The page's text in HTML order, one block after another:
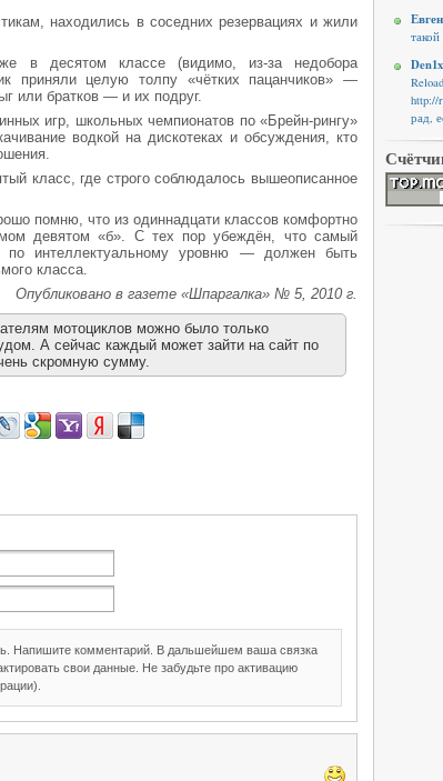
находились в соседних резервациях и жили
в десятом классе (видимо, из-за недобора
приняли целую толпу «чётких пацанчиков» —
или братков — и их подруг.
игр, школьных чемпионатов по «Брейн-рингу»
водкой на дискотеках и обсуждения, кто
класс, где строго соблюдалось вышеописанное
помню, что из одиннадцати классов комфортно
девятом «б». С тех пор убеждён, что самый
по интеллектуальному уровню — должен быть
класса.
Опубликовано в газете «Шпаргалка» № 5, 2010 г.
мотоциклов можно было только
А сейчас каждый может зайти на сайт по
скромную сумму.
Напишите комментарий. В дальшейшем ваша связка
свои данные. Не забудьте про активацию
http://
рад,